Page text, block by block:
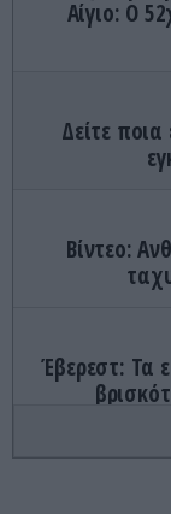
Αίγιο: Ο
Δείτε
Βίντεο:
Έβερεστ: Τα